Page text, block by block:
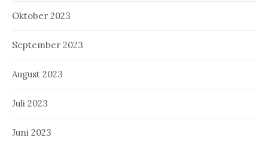
Oktober 2023
September 2023
August 2023
Juli 2023
Juni 2023